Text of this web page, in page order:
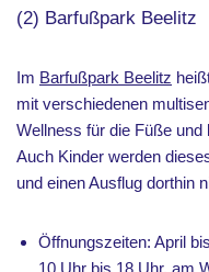
(2) Barfußpark Beelitz
Im Barfußpark Beelitz
mit verschiedenen
Wellness für die Füße
Auch Kinder werden
und einen Ausflug dorthin
Öffnungszeiten: April
10 Uhr bis 18 Uhr, am